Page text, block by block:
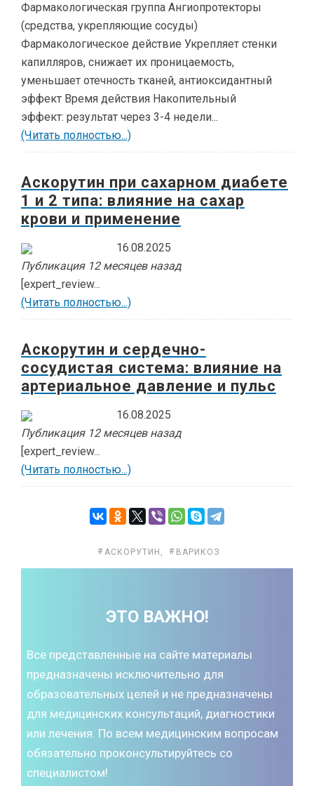
Фармакологическая группа Ангиопротекторы
(средства, укрепляющие сосуды)
Фармакологическое действие Укрепляет стенки
капилляров, снижает их проницаемость,
уменьшает отечность тканей, антиоксидантный
эффект Время действия Накопительный
эффект: результат через 3-4 недели...
(Читать полностью...)
Аскорутин при сахарном диабете
1 и 2 типа: влияние на сахар
крови и применение
16.08.2025
Публикация 12 месяцев назад
[expert_review...
(Читать полностью...)
Аскорутин и сердечно-
сосудистая система: влияние на
артериальное давление и пульс
16.08.2025
Публикация 12 месяцев назад
[expert_review...
(Читать полностью...)
АСКОРУТИН , ВАРИКОЗ
ЭТО ВАЖНО!
Все представленные на сайте материалы
предназначены исключительно для
образовательных целей и не предназначены
для медицинских консультаций, диагностики
или лечения. По всем медицинским вопросам
обязательно проконсультируйтесь со
специалистом!